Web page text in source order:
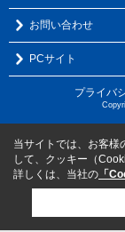
お問い合わせ
PCサイト
プライバ
当サイトでは、お客様
して、クッキー（
詳しくは、当社の 「